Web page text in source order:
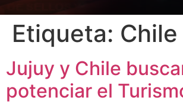
Etiqueta: Chile
Jujuy y Chile
potenciar el